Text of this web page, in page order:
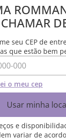
CHAMAR
seu CEP de
que estão bem
o meu cep
Usar minha
e
variar de